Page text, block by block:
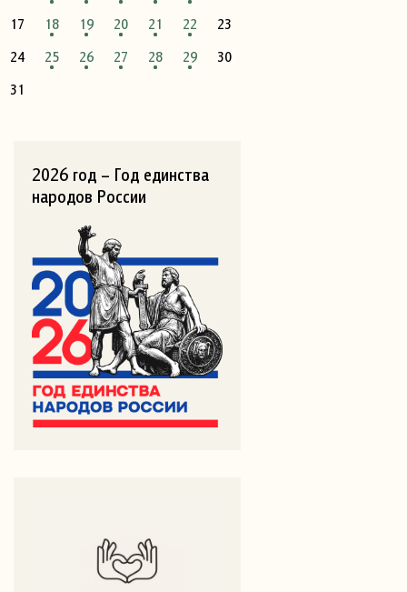
17
18 19 20 21 22
23
24
25 26 27 28 29
30
31
2026 год – Год единства
народов России